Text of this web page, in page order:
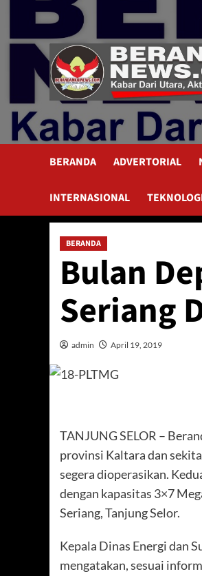
content
BERANDA ADVERTORIAL
INTERNASIONAL
BERANDA
Bulan
Seriang
admin April 19, 2019
TANJUNG SELOR –
provinsi Kaltara dan
segera dioperasikan.
dengan kapasitas 3×7
Seriang, Tanjung Selor.
Kepala Dinas Energi dan
mengatakan, sesuai